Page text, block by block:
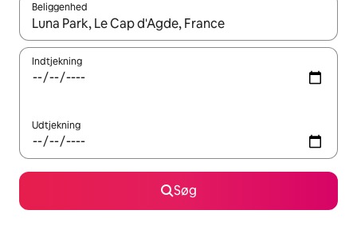
Beliggenhed
Når resultaterne er tilgængelige, skal du navigere med
Indtjekning
Udtjekning
Søg